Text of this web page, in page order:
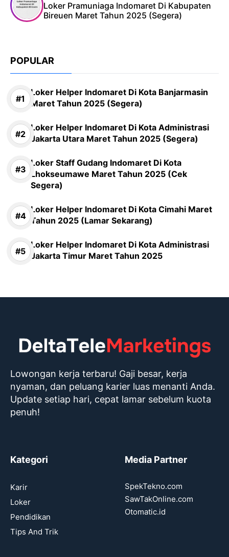
Loker Pramuniaga Indomaret Di Kabupaten
Bireuen Maret Tahun 2025 (Segera)
POPULAR
Loker Helper Indomaret Di Kota Banjarmasin
Maret Tahun 2025 (Segera)
Loker Helper Indomaret Di Kota Administrasi
Jakarta Utara Maret Tahun 2025 (Segera)
Loker Staff Gudang Indomaret Di Kota
Lhokseumawe Maret Tahun 2025 (Cek
Segera)
Loker Helper Indomaret Di Kota Cimahi Maret
Tahun 2025 (Lamar Sekarang)
Loker Helper Indomaret Di Kota Administrasi
Jakarta Timur Maret Tahun 2025
Lowongan kerja terbaru! Gaji besar, kerja
nyaman, dan peluang karier luas menanti Anda.
Update setiap hari, cepat lamar sebelum kuota
penuh!
Kategori
Karir
Loker
Pendidikan
Tips And Trik
Media Partner
SpekTekno.com
SawTakOnline.com
Otomatic.id